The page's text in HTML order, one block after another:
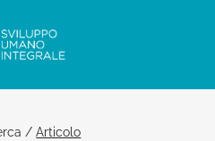
/Articolo